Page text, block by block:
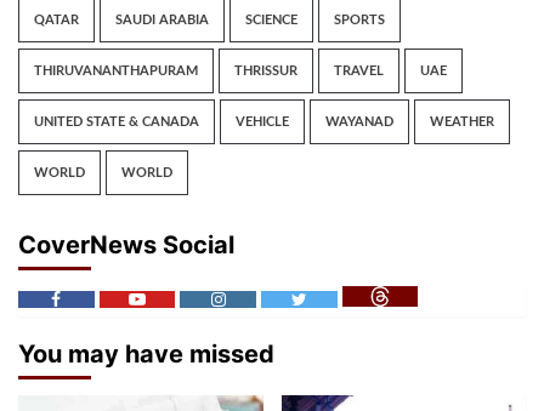
QATAR SAUDI ARABIA SCIENCE SPORTS
THIRUVANANTHAPURAM THRISSUR TRAVEL UAE
UNITED STATE & CANADA VEHICLE WAYANAD WEATHER
WORLD WORLD
CoverNews Social
You may have missed